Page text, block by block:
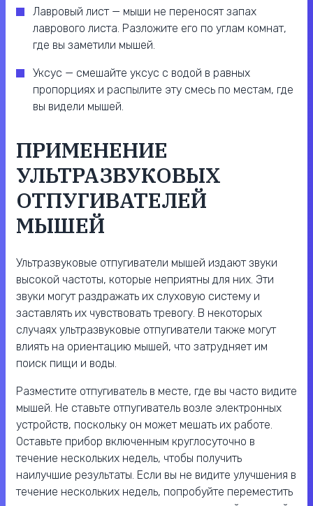
Лавровый лист — мыши не переносят запах
лаврового листа. Разложите его по углам комнат,
где вы заметили мышей.
Уксус — смешайте уксус с водой в равных
пропорциях и распылите эту смесь по местам, где
вы видели мышей.
ПРИМЕНЕНИЕ
УЛЬТРАЗВУКОВЫХ
ОТПУГИВАТЕЛЕЙ
МЫШЕЙ
Ультразвуковые отпугиватели мышей издают звуки
высокой частоты, которые неприятны для них. Эти
звуки могут раздражать их слуховую систему и
заставлять их чувствовать тревогу. В некоторых
случаях ультразвуковые отпугиватели также могут
влиять на ориентацию мышей, что затрудняет им
поиск пищи и воды.
Разместите отпугиватель в месте, где вы часто видите
мышей. Не ставьте отпугиватель возле электронных
устройств, поскольку он может мешать их работе.
Оставьте прибор включенным круглосуточно в
течение нескольких недель, чтобы получить
наилучшие результаты. Если вы не видите улучшения в
течение нескольких недель, попробуйте переместить